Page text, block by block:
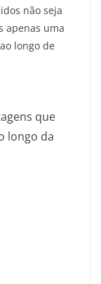
não seja
apenas uma
longo de
que
longo da